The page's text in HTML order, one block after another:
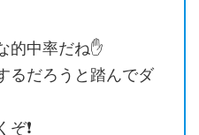
的中率だね✋
るだろうと踏んでダ
❗️